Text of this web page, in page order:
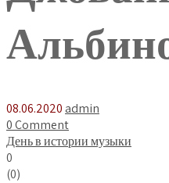
08.06.2020admin
0 Comment
День в истории музыки
0
(0)